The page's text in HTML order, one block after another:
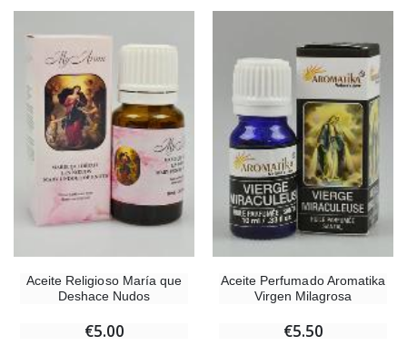
Aceite Religioso María que
Deshace Nudos
€5.00
Aceite Perfumado Aromatika
Virgen Milagrosa
€5.50
-10%
Estatuilla Virgen Milagrosa Luminosa
€13.50
Set Incienso Benjuí + Carbón + Quemador de incienso
€21.90
-20%
€24.90 €19.92